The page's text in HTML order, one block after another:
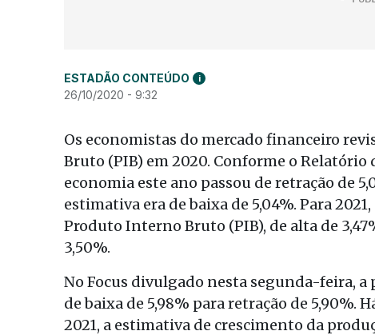
ESTADÃO CONTEÚDO i
26/10/2020 - 9:32
Os economistas do mercado financeiro
Bruto (PIB) em 2020. Conforme o Relatório
economia este ano passou de retração de
estimativa era de baixa de 5,04%. Para
Produto Interno Bruto (PIB), de alta de
3,50%.
No Focus divulgado nesta segunda-feira,
de baixa de 5,98% para retração de 5,90%.
2021, a estimativa de crescimento da